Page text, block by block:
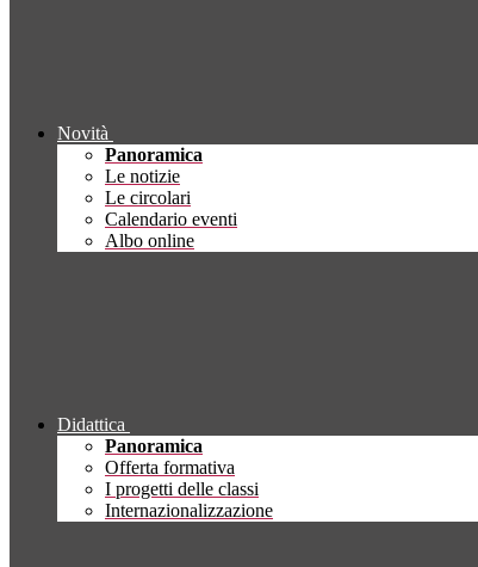
Novità
Panoramica
Le notizie
Le circolari
Calendario eventi
Albo online
Didattica
Panoramica
Offerta formativa
I progetti delle classi
Internazionalizzazione